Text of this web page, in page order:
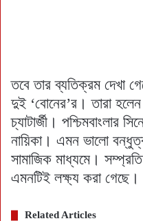
তবে তার ব্যতিক্রম দেখা
দুই ‘বোনের’র। তারা হলেন
চ্যাটার্জী। পশ্চিমবাংলার
নায়িকা। এমন ভালো
সামাজিক মাধ্যমে।
এমনটিই লক্ষ্য করা গেছে।
Related Articles